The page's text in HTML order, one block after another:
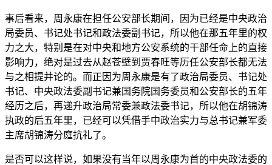
事后看来，周永康在担任公安部长期间，因为已经是中央政治
局委员、书记处书记和政法委副书记，所以他在那五年里的权
力之大，特别是在对中央和地方公安系统的干部任命上的直接
影响力，绝对是过去从赵苍壁到贾春旺等历任公安部长都无法
与之相提并论的。而正因为周永康是有了政治局委员、书记处
书记、中央政法委副书记兼国务院国务委员和公安部长的五年
经历之后，再递升政治局常委兼政法委书记，所以他在胡锦涛
执政的后五年里，已经可以凭借手中政治实力与总书记兼军委
主席胡锦涛分庭抗礼了。
是否可以这样说，如果没有当年以周永康为首的中央政法委的